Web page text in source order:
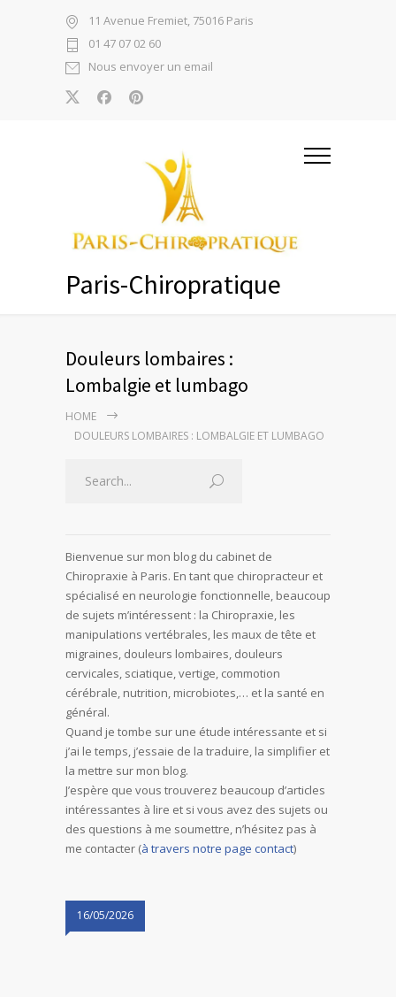
11 Avenue Fremiet, 75016 Paris
01 47 07 02 60
Nous envoyer un email
Paris-Chiropratique
Douleurs lombaires :
Lombalgie et lumbago
HOME
DOULEURS LOMBAIRES : LOMBALGIE ET LUMBAGO
Bienvenue sur mon blog du cabinet de
Chiropraxie à Paris. En tant que chiropracteur et
spécialisé en neurologie fonctionnelle, beaucoup
de sujets m’intéressent : la Chiropraxie, les
manipulations vertébrales, les maux de tête et
migraines, douleurs lombaires, douleurs
cervicales, sciatique, vertige, commotion
cérébrale, nutrition, microbiotes,… et la santé en
général.
Quand je tombe sur une étude intéressante et si
j’ai le temps, j’essaie de la traduire, la simplifier et
la mettre sur mon blog.
J’espère que vous trouverez beaucoup d’articles
intéressantes à lire et si vous avez des sujets ou
des questions à me soumettre, n’hésitez pas à
me contacter (à travers notre page contact)
16/05/2026